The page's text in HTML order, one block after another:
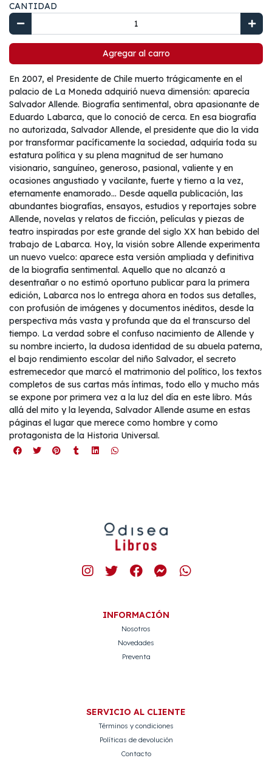
CANTIDAD
Agregar al carro
En 2007, el Presidente de Chile muerto trágicamente en el
palacio de La Moneda adquirió nueva dimensión: aparecía
Salvador Allende. Biografía sentimental, obra apasionante de
Eduardo Labarca, que lo conoció de cerca. En esa biografía
no autorizada, Salvador Allende, el presidente que dio la vida
por transformar pacíficamente la sociedad, adquiría toda su
estatura política y su plena magnitud de ser humano
visionario, sanguíneo, generoso, pasional, valiente y en
ocasiones angustiado y vacilante, fuerte y tierno a la vez,
eternamente enamorado… Desde aquella publicación, las
abundantes biografías, ensayos, estudios y reportajes sobre
Allende, novelas y relatos de ficción, películas y piezas de
teatro inspiradas por este grande del siglo XX han bebido del
trabajo de Labarca. Hoy, la visión sobre Allende experimenta
un nuevo vuelco: aparece esta versión ampliada y definitiva
de la biografía sentimental. Aquello que no alcanzó a
desentrañar o no estimó oportuno publicar para la primera
edición, Labarca nos lo entrega ahora en todos sus detalles,
con profusión de imágenes y documentos inéditos, desde la
perspectiva más vasta y profunda que da el transcurso del
tiempo. La verdad sobre el confuso nacimiento de Allende y
su nombre incierto, la dudosa identidad de su abuela paterna,
el bajo rendimiento escolar del niño Salvador, el secreto
estremecedor que marcó el matrimonio del político, los textos
completos de sus cartas más íntimas, todo ello y mucho más
se expone por primera vez a la luz del día en este libro. Más
allá del mito y la leyenda, Salvador Allende asume en estas
páginas el lugar que merece como hombre y como
protagonista de la Historia Universal.
INFORMACIÓN
Nosotros
Novedades
Preventa
SERVICIO AL CLIENTE
Términos y condiciones
Políticas de devolución
Contacto